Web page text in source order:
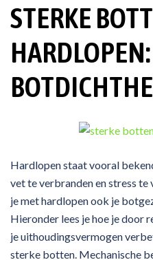
STERKE
Hardlopen staat vooral
vet te verbranden en stress
je met hardlopen ook je
Hieronder lees je hoe je door
je uithoudingsvermogen
sterke botten. Mechanische